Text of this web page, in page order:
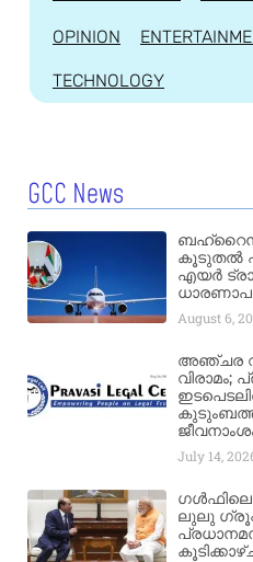
OPINION
TECHNOLOGY
GCC News
ബഹ്‌റൈൻ
കൂടുതൽ
എയർ
August 6,
അഞ്ചര
വിരാമം;
July 14,
ഗൾഫിലെ
ലുലു